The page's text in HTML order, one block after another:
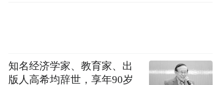
知名经济学家、教育家、出
版人高希均辞世，享年90岁